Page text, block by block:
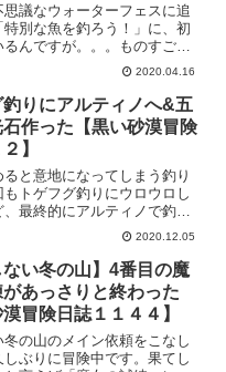
思議なウォーターフェスに追
特別な魚を釣ろう！」に、初
んですが。。。ものすごい
ず。ガーモス以外に初めて周
えなくなる状態になりました
2020.04.16
釣りにアルティノへ&五
作った【黒い砂漠冒険
】
と意地になってしまう釣り
トゲフグ釣りにウロウロし
、最終的にアルティノで釣る
きました。アルティノはトゲ
るって知ってたけど移動が面
たけど、ウロウロしても釣れ
局移動してきましたｗ
2020.12.05
ない冬の山】4番目の魔
あっさりと終わった
漠冒険日誌１１４４】
の山のメイン依頼をこなし
しぶりに冒険中です。果てし